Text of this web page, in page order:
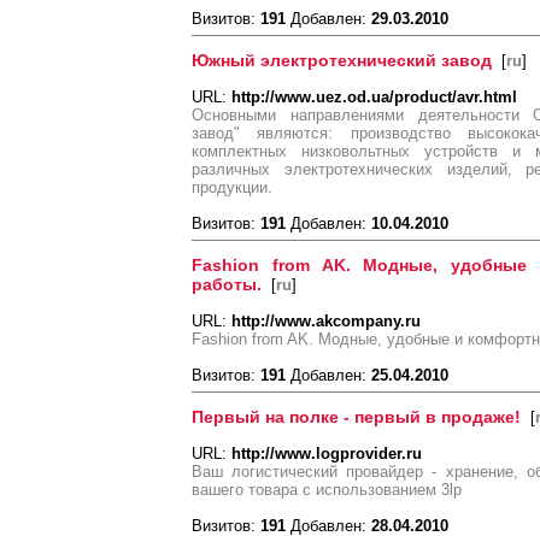
Визитов: 191 Добавлен: 29.03.2010
Южный электротехнический завод [ru]
URL: http://www.uez.od.ua/product/avr.html
Основными направлениями
завод" являются: производство
комплектных низковольтных устройств и
различных электротехнических изделий,
продукции.
Визитов: 191 Добавлен: 10.04.2010
Fashion from AK. Модные,
работы. [ru]
URL: http://www.akcompany.ru
Fashion from AK. Модные, удобные и
Визитов: 191 Добавлен: 25.04.2010
Первый на полке - первый в продаже! [
URL: http://www.logprovider.ru
Ваш логистический провайдер - хранение,
вашего товара с использованием 3lp
Визитов: 191 Добавлен: 28.04.2010